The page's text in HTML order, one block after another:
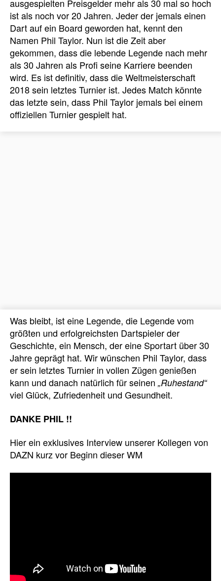
ausgespielten Preisgelder mehr als 30 mal so hoch
ist als noch vor 20 Jahren. Jeder der jemals einen
Dart auf ein Board geworden hat, kennt den
Namen Phil Taylor. Nun ist die Zeit aber
gekommen, dass die lebende Legende nach mehr
als 30 Jahren als Profi seine Karriere beenden
wird. Es ist definitiv, dass die Weltmeisterschaft
2018 sein letztes Turnier ist. Jedes Match könnte
das letzte sein, dass Phil Taylor jemals bei einem
offiziellen Turnier gespielt hat.
Was bleibt, ist eine Legende, die Legende vom
größten und erfolgreichsten Dartspieler der
Geschichte, ein Mensch, der eine Sportart über 30
Jahre geprägt hat. Wir wünschen Phil Taylor, dass
er sein letztes Turnier in vollen Zügen genießen
kann und danach natürlich für seinen „Ruhestand“
viel Glück, Zufriedenheit und Gesundheit.
DANKE PHIL !!
Hier ein exklusives Interview unserer Kollegen von
DAZN kurz vor Beginn dieser WM